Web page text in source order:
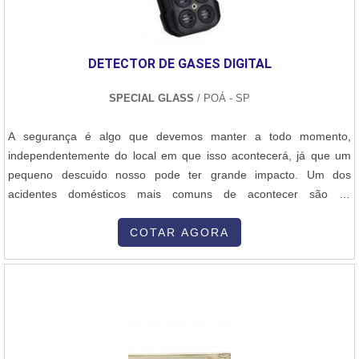
aço carbono, geralmente utilizado para a fabricação de silos, é
de aço carbono utilizados são os aços de baixo carbono (Aço
1020) e aços de médio carbono (Aço 1045), que apresentam boa
galvanização, para aumentar a durabilidade do silo, especialmente
em ambientes agressivos. 3. Corte e Conformação das Chapas de
Aço Após a seleção e preparação do material, as chapas de aço
DETECTOR DE GASES DIGITAL
SPECIAL GLASS / POÁ - SP
A segurança é algo que devemos manter a todo momento,
independentemente do local em que isso acontecerá, já que um
pequeno descuido nosso pode ter grande impacto. Um dos
acidentes domésticos mais comuns de acontecer são os
Detalhes importantes do materialPerformance com super
COTAR AGORA